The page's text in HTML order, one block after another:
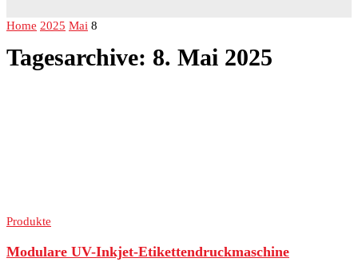
Home 2025 Mai 8
Tagesarchive: 8. Mai 2025
Produkte
Modulare UV-Inkjet-Etikettendruckmaschine